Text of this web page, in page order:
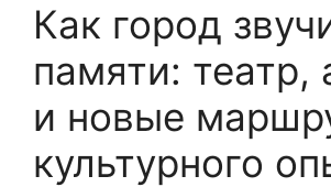
Как город
памяти: театр,
и новые
культурного